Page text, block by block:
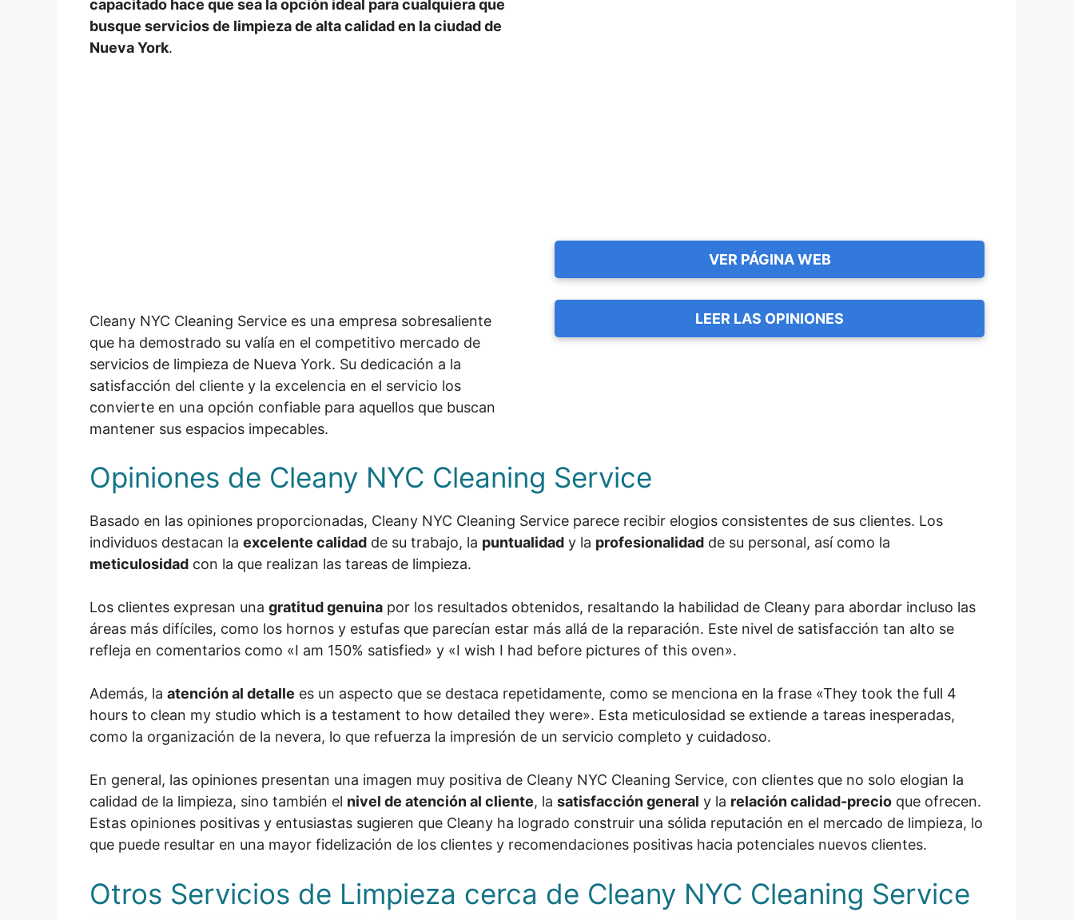
capacitado hace que sea la opción ideal para cualquiera que
busque servicios de limpieza de alta calidad en la ciudad de
Nueva York.
Cleany NYC Cleaning Service es una empresa sobresaliente
que ha demostrado su valía en el competitivo mercado de
servicios de limpieza de Nueva York. Su dedicación a la
satisfacción del cliente y la excelencia en el servicio los
convierte en una opción confiable para aquellos que buscan
mantener sus espacios impecables.
VER PÁGINA WEB
LEER LAS OPINIONES
Opiniones de Cleany NYC Cleaning Service
Basado en las opiniones proporcionadas, Cleany NYC Cleaning Service parece recibir elogios consistentes de sus clientes. Los
individuos destacan la excelente calidad de su trabajo, la puntualidad y la profesionalidad de su personal, así como la
meticulosidad con la que realizan las tareas de limpieza.
Los clientes expresan una gratitud genuina por los resultados obtenidos, resaltando la habilidad de Cleany para abordar incluso las
áreas más difíciles, como los hornos y estufas que parecían estar más allá de la reparación. Este nivel de satisfacción tan alto se
refleja en comentarios como «I am 150% satisfied» y «I wish I had before pictures of this oven».
Además, la atención al detalle es un aspecto que se destaca repetidamente, como se menciona en la frase «They took the full 4
hours to clean my studio which is a testament to how detailed they were». Esta meticulosidad se extiende a tareas inesperadas,
como la organización de la nevera, lo que refuerza la impresión de un servicio completo y cuidadoso.
En general, las opiniones presentan una imagen muy positiva de Cleany NYC Cleaning Service, con clientes que no solo elogian la
calidad de la limpieza, sino también el nivel de atención al cliente, la satisfacción general y la relación calidad-precio que ofrecen.
Estas opiniones positivas y entusiastas sugieren que Cleany ha logrado construir una sólida reputación en el mercado de limpieza, lo
que puede resultar en una mayor fidelización de los clientes y recomendaciones positivas hacia potenciales nuevos clientes.
Otros Servicios de Limpieza cerca de Cleany NYC Cleaning Service